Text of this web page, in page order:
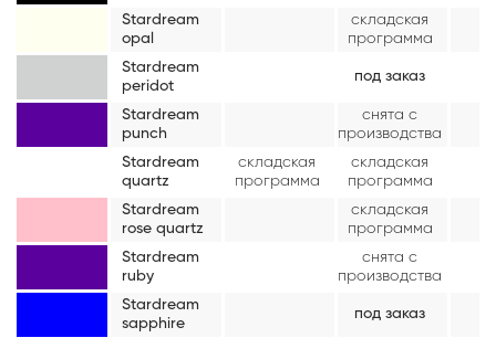
Stardream
opal
складская
программа
Stardream
peridot
под заказ
Stardream
punch
снята с
производства
Stardream
quartz
складская
программа
складская
программа
Stardream
rose quartz
складская
программа
Stardream
ruby
снята с
производства
Stardream
sapphire
под заказ